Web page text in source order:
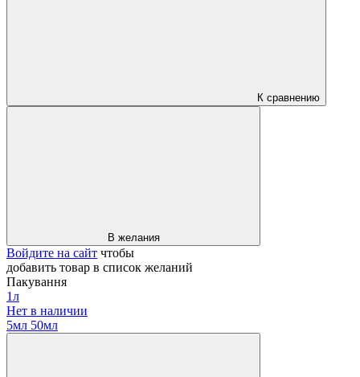
К сравнению
В желания
Войдите на сайт чтобы
добавить товар в список желаний
Пакування
1л
Нет в наличии
5мл 50мл